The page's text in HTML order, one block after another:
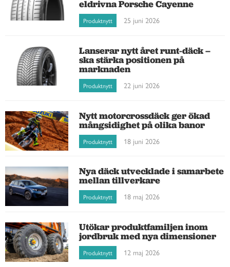
eldrivna Porsche Cayenne
Produktnytt 25 juni 2026
Lanserar nytt året runt-däck –
ska stärka positionen på
marknaden
Produktnytt 22 juni 2026
Nytt motorcrossdäck ger ökad
mångsidighet på olika banor
Produktnytt 18 juni 2026
Nya däck utvecklade i samarbete
mellan tillverkare
Produktnytt 18 maj 2026
Utökar produktfamiljen inom
jordbruk med nya dimensioner
Produktnytt 12 maj 2026